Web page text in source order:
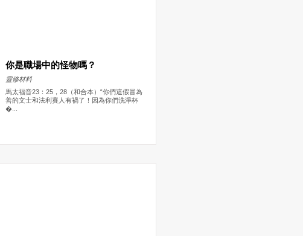
你是職場中的怪物嗎？
靈修材料
馬太福音23：25，28（和合本）“你們這假冒為
善的文士和法利賽人有禍了！因為你們洗淨杯
�...